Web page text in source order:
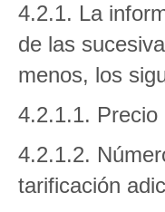
4.2.1. La
de las
menos, los
4.2.1.1. Precio
4.2.1.2.
tarificación